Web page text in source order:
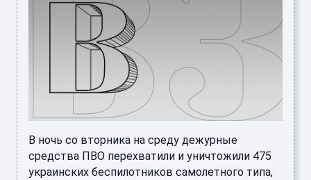
В ночь со вторника на среду дежурные
средства ПВО перехватили и уничтожили 475
украинских беспилотников самолетного типа,